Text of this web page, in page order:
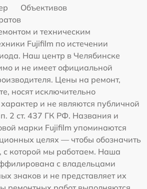
Объективов
и техническим
Fujifilm по истечении
Наш центр в Челябинске
и не имеет официальной
Цены на ремонт,
носят исключительно
и не являются публичной
2 ст. 437 ГК РФ. Названия и
марки Fujifilm упоминаются
целях — чтобы обозначить
с которой мы работаем. Наша
с владельцами
знаков и не представляет их